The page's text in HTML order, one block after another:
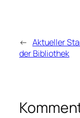
← Aktueller
der Bibliothek